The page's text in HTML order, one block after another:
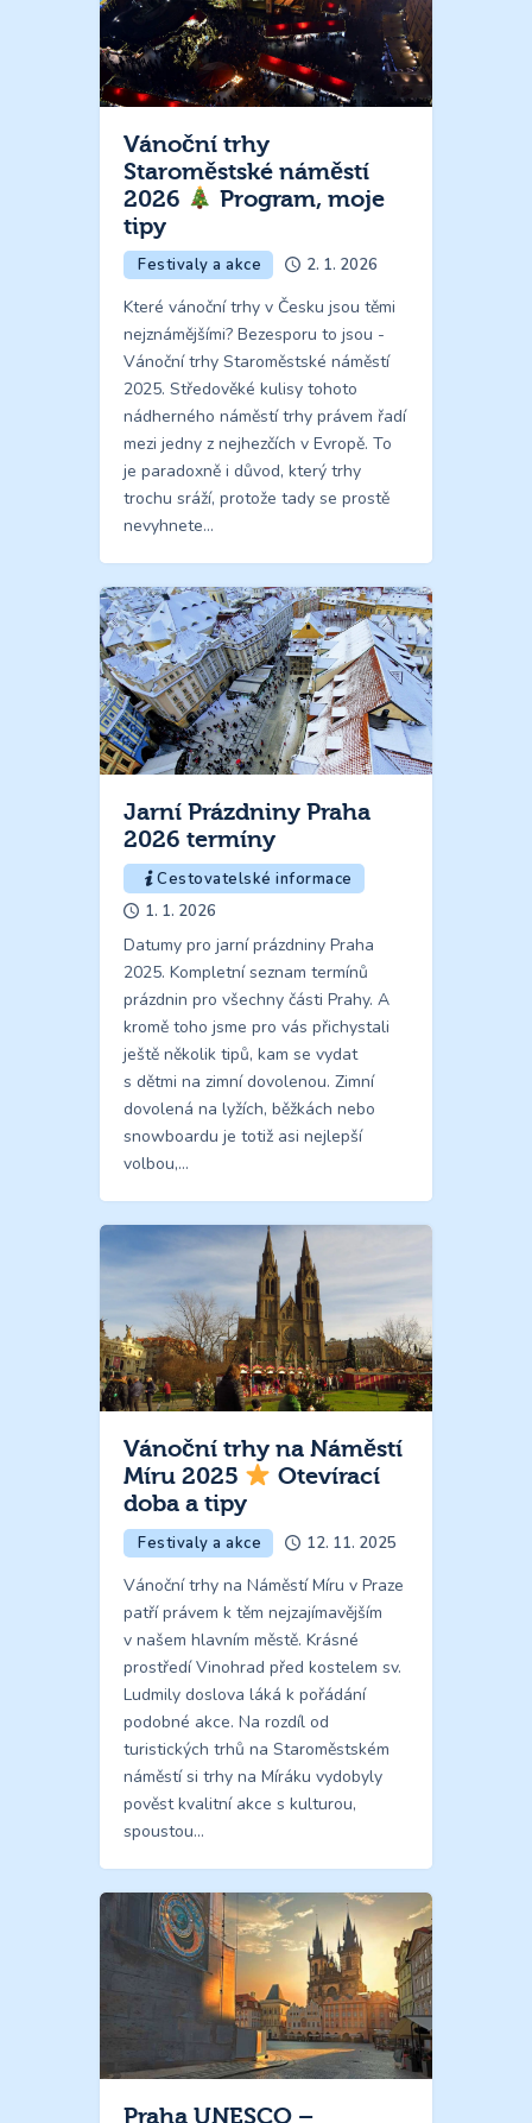
Vánoční trhy
Staroměstské náměstí
2026
Program, moje
tipy
Festivaly a akce 2. 1. 2026
Které vánoční trhy v Česku jsou těmi
nejznámějšími? Bezesporu to jsou -
Vánoční trhy Staroměstské náměstí
2025. Středověké kulisy tohoto
nádherného náměstí trhy právem řadí
mezi jedny z nejhezčích v Evropě. To
je paradoxně i důvod, který trhy
trochu sráží, protože tady se prostě
nevyhnete…
Jarní Prázdniny Praha
2026 termíny
Cestovatelské informace
1. 1. 2026
Datumy pro jarní prázdniny Praha
2025. Kompletní seznam termínů
prázdnin pro všechny části Prahy. A
kromě toho jsme pro vás přichystali
ještě několik tipů, kam se vydat
s dětmi na zimní dovolenou. Zimní
dovolená na lyžích, běžkách nebo
snowboardu je totiž asi nejlepší
volbou,…
Vánoční trhy na Náměstí
Míru 2025
Otevírací
doba a tipy
Festivaly a akce 12. 11. 2025
Vánoční trhy na Náměstí Míru v Praze
patří právem k těm nejzajímavějším
v našem hlavním městě. Krásné
prostředí Vinohrad před kostelem sv.
Ludmily doslova láká k pořádání
podobné akce. Na rozdíl od
turistických trhů na Staroměstském
náměstí si trhy na Míráku vydobyly
pověst kvalitní akce s kulturou,
spoustou…
Praha UNESCO –